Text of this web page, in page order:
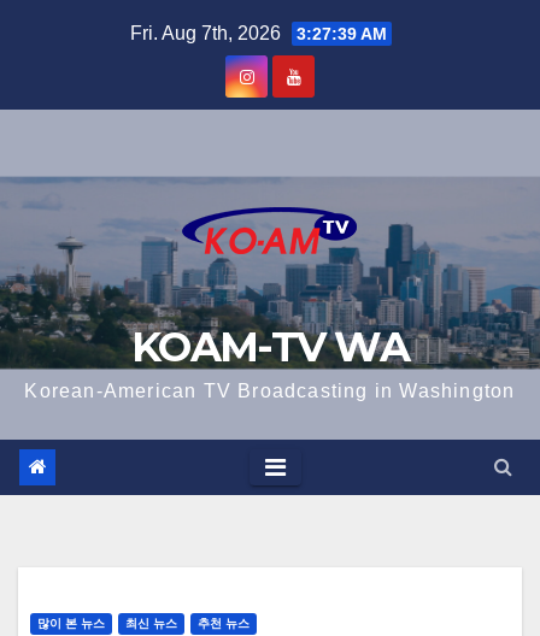
Fri. Aug 7th, 2026 3:27:40 AM
KOAM-TV WA
Korean-American TV Broadcasting in Washington
많이 본 뉴스 최신 뉴스 추천 뉴스